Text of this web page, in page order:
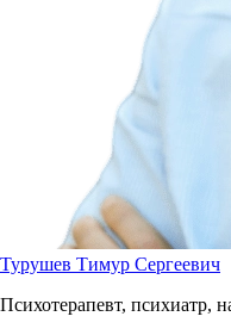
Турушев Тимур Сергеевич
Психотерапевт, психиатр,